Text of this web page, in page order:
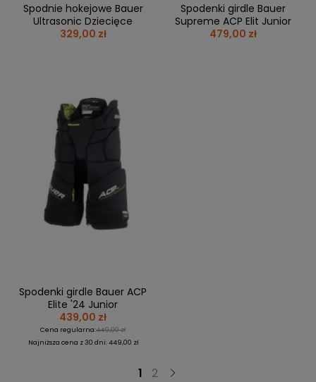
Spodnie hokejowe Bauer
Ultrasonic Dziecięce
329,00 zł
Spodenki girdle Bauer
Supreme ACP Elit Junior
479,00 zł
Spodenki girdle Bauer ACP
Elite '24 Junior
439,00 zł
Cena regularna:449,00 zł
Najniższa cena z 30 dni: 449,00 zł
1 2